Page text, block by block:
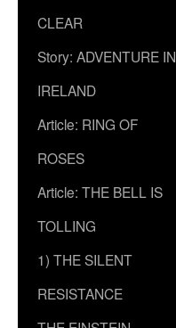
CLEAR
Story: ADVENTURE IN
IRELAND
Article: RING OF
ROSES
Article: THE BELL IS
TOLLING
1) THE SILENT
RESISTANCE